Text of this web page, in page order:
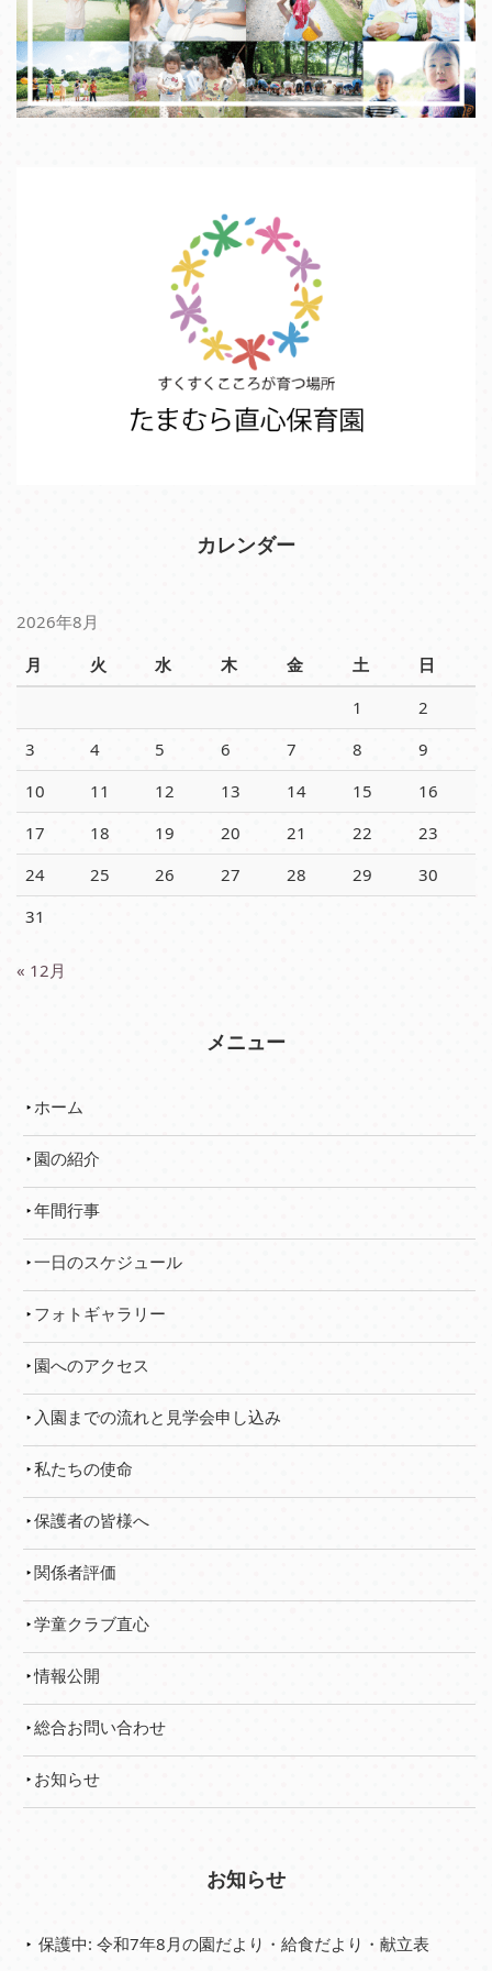
カレンダー
2026年8月
月
火 水 木 金 土
日
1
2
3
4 5 6 7 8
9
10
11 12 13 14 15
16
17
18 19 20 21 22
23
24
25 26 27 28 29
30
31
« 12月
メニュー
ホーム
園の紹介
年間行事
一日のスケジュール
フォトギャラリー
園へのアクセス
入園までの流れと見学会申し込み
私たちの使命
保護者の皆様へ
関係者評価
学童クラブ直心
情報公開
総合お問い合わせ
お知らせ
お知らせ
保護中: 令和7年8月の園だより・給食だより・献立表